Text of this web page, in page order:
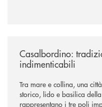
Casalbordino:
indimenticabili
Tra mare e collina, una
storico, lido e basilica
rappresentano i tre poli